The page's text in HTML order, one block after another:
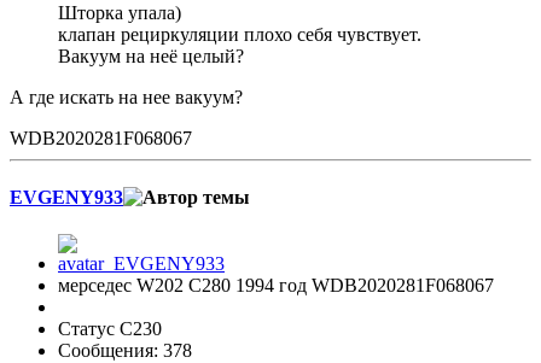
Шторка упала)
клапан рециркуляции плохо себя чувствует.
Вакуум на неё целый?
А где искать на нее вакуум?
WDB2020281F068067
EVGENY933
мерседес W202 С280 1994 год WDB2020281F068067
Статус C230
Сообщения: 378